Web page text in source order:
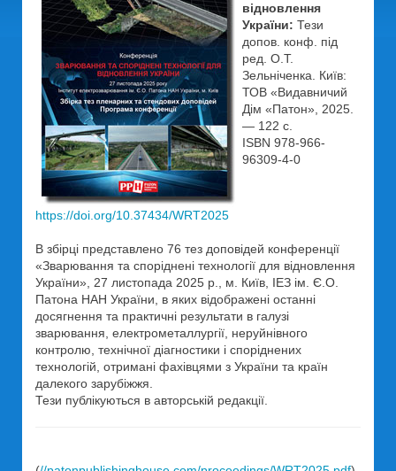
відновлення
України: Тези
допов. конф. під
ред. О.Т.
Зельніченка. Київ:
ТОВ «Видавничий
Дім «Патон», 2025.
— 122 с.
ISBN 978-966-
96309-4-0
https://doi.org/10.37434/WRT2025
В збірці представлено 76 тез доповідей конференції
«Зварювання та споріднені технології для відновлення
України», 27 листопада 2025 р., м. Київ, ІЕЗ ім. Є.О.
Патона НАН України, в яких відображені останні
досягнення та практичні результати в галузі
зварювання, електрометаллургії, неруйнівного
контролю, технічної діагностики і споріднених
технологій, отримані фахівцями з України та країн
далекого зарубіжжя.
Тези публікуються в авторській редакції.